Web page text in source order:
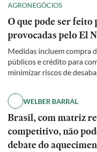
AGRONEGÓCIOS
O que pode ser
provocadas pelo El
Medidas incluem compra
públicos e crédito para
minimizar riscos de
WELBER BARRAL
Brasil, com matriz
competitivo, não
debate do